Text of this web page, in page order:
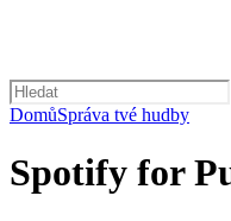
DomůSpráva tvé hudby
Spotify for